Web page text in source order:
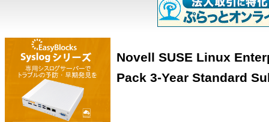
Novell SUSE Linux
Pack 3-Year Standard